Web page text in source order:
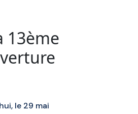
13ème
le 29 mai